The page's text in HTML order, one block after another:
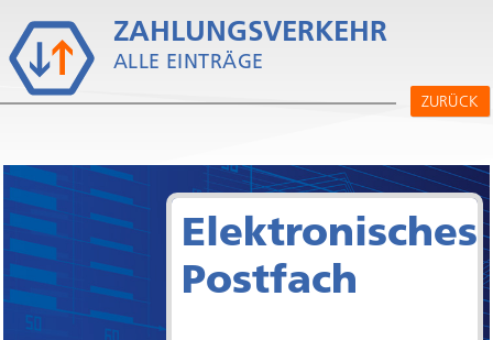
ZAHLUNGSVERKEHR
ALLE EINTRÄGE
ZURÜCK
Elektronisches
Postfach